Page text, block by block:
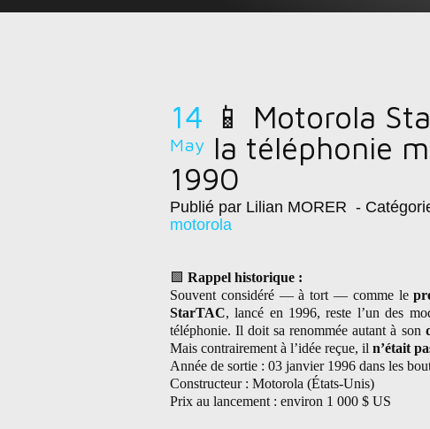
14
May
📱 Motorola
la téléphonie
1990
Publié par Lilian MORER -
motorola
🟩 Rappel historique :
Souvent considéré — à tort — comme le
StarTAC, lancé en 1996, reste l’un des
téléphonie. Il doit sa renommée autant à son
Mais contrairement à l’idée reçue, il n’était
Année de sortie : 03 janvier 1996 dans les
Constructeur : Motorola (États-Unis)
Prix au lancement : environ 1 000 $ US